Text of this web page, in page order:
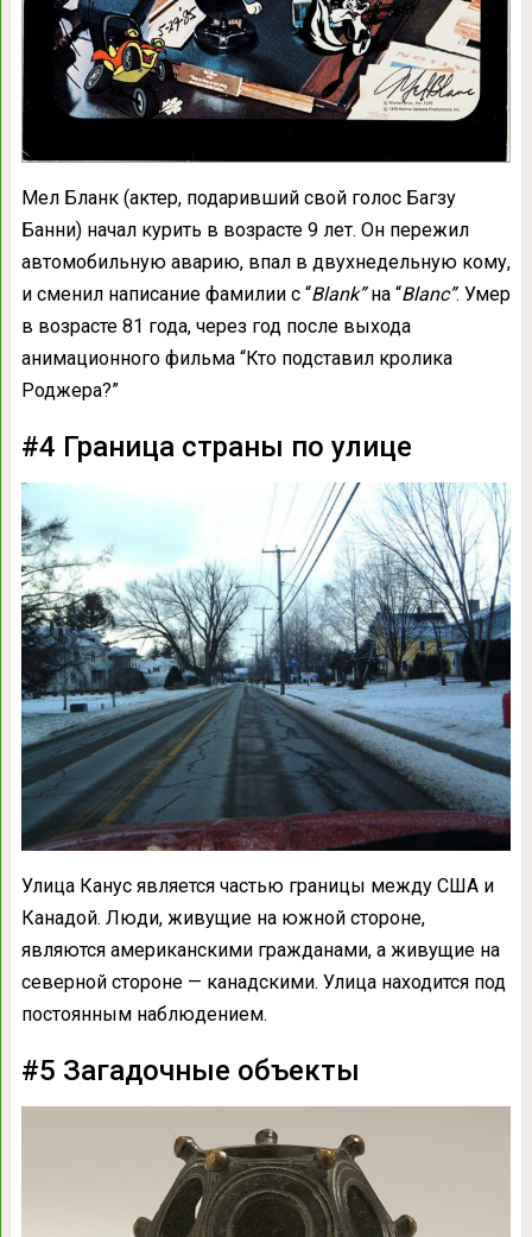
Мел Бланк (актер, подаривший свой голос Багзу
Банни) начал курить в возрасте 9 лет. Он пережил
автомобильную аварию, впал в двухнедельную кому,
и сменил написание фамилии с “Blank”на “Blanc”. Умер
в возрасте 81 года, через год после выхода
анимационного фильма “Кто подставил кролика
Роджера?”
#4 Граница страны по улице
Улица Канус является частью границы между США и
Канадой. Люди, живущие на южной стороне,
являются американскими гражданами, а живущие на
северной стороне — канадскими. Улица находится под
постоянным наблюдением.
#5 Загадочные объекты